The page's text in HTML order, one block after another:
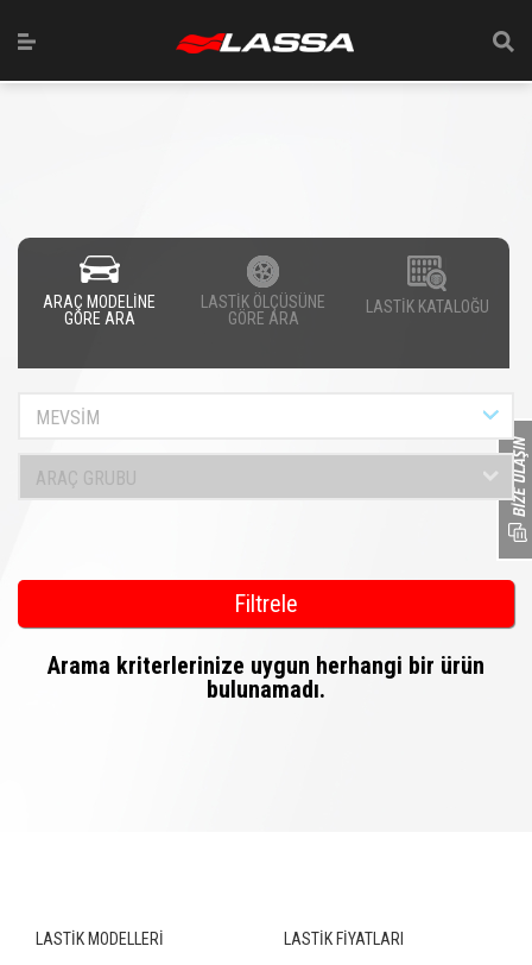
ARAÇ MODELİNE
GÖRE ARA
LASTİK ÖLÇÜSÜNE
GÖRE ARA
LASTİK KATALOĞU
MEVSİM
ARAÇ GRUBU
Filtrele
Arama kriterlerinize uygun herhangi bir ürün
bulunamadı.
LASTİK MODELLERİ LASTİK FİYATLARI